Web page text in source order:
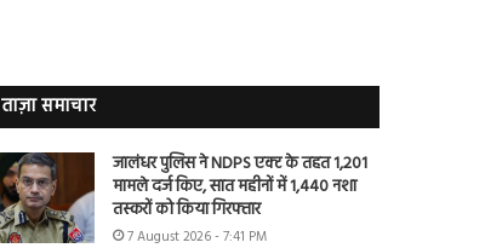
ताज़ा समाचार
जालंधर पुलिस ने NDPS एक्ट के तहत 1,201
मामले दर्ज किए, सात महीनों में 1,440 नशा
तस्करों को किया गिरफ्तार
7 August 2026 - 7:41 PM